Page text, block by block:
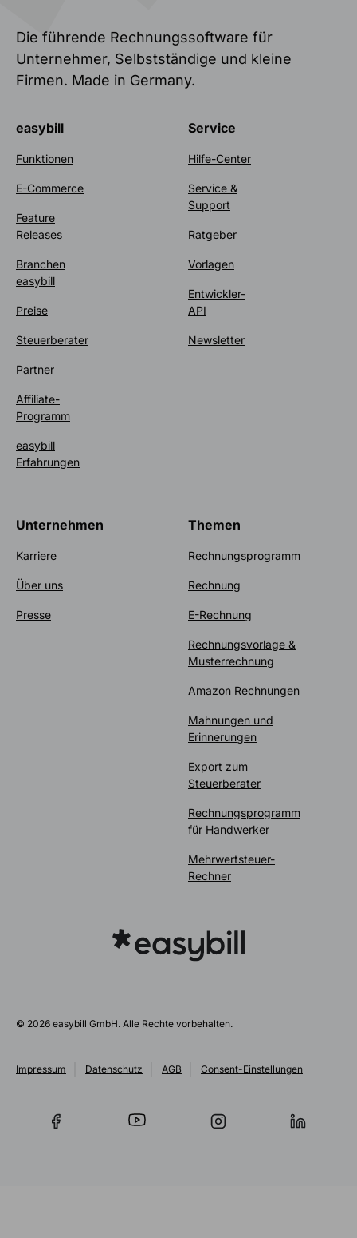
Die führende Rechnungssoftware für
Unternehmer, Selbstständige und kleine
Firmen. Made in Germany.
easybill
Funktionen
E-Commerce
Feature
Releases
Branchen
easybill
Preise
Steuerberater
Partner
Affiliate-
Programm
easybill
Erfahrungen
Service
Hilfe-Center
Service &
Support
Ratgeber
Vorlagen
Entwickler-
API
Newsletter
Unternehmen
Karriere
Über uns
Presse
Themen
Rechnungsprogramm
Rechnung
E-Rechnung
Rechnungsvorlage &
Musterrechnung
Amazon Rechnungen
Mahnungen und
Erinnerungen
Export zum
Steuerberater
Rechnungsprogramm
für Handwerker
Mehrwertsteuer-
Rechner
© 2026 easybill GmbH. Alle Rechte vorbehalten.
Impressum Datenschutz AGB Consent-Einstellungen